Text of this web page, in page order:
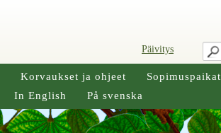
Päivitys
Korvaukset ja ohjeet Sopimuspaikat
In English På svenska